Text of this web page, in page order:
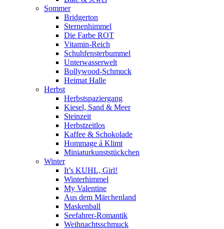
Sommer
Bridgerton
Sternenhimmel
Die Farbe ROT
Vitamin-Reich
Schuhfensterbummel
Unterwasserwelt
Bollywood-Schmuck
Heimat Halle
Herbst
Herbstspaziergang
Kiesel, Sand & Meer
Steinzeit
Herbstzeitlos
Kaffee & Schokolade
Hommage á Klimt
Miniaturkunststückchen
Winter
It’s KUHL, Girl!
Winterhimmel
My Valentine
Aus dem Märchenland
Maskenball
Seefahrer-Romantik
Weihnachtsschmuck